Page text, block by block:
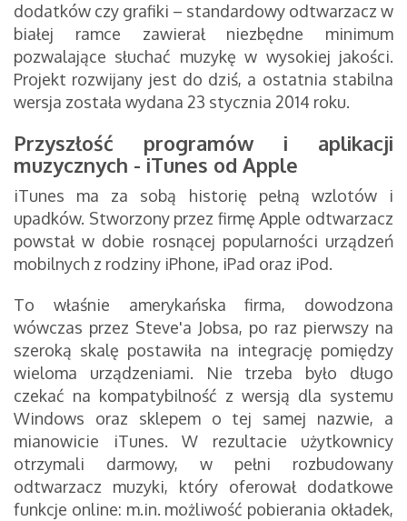
dodatków czy grafiki – standardowy odtwarzacz w
białej ramce zawierał niezbędne minimum
pozwalające słuchać muzykę w wysokiej jakości.
Projekt rozwijany jest do dziś, a ostatnia stabilna
wersja została wydana 23 stycznia 2014 roku.
Przyszłość programów i aplikacji
muzycznych - iTunes od Apple
iTunes ma za sobą historię pełną wzlotów i
upadków. Stworzony przez firmę Apple odtwarzacz
powstał w dobie rosnącej popularności urządzeń
mobilnych z rodziny iPhone, iPad oraz iPod.
To właśnie amerykańska firma, dowodzona
wówczas przez Steve'a Jobsa, po raz pierwszy na
szeroką skalę postawiła na integrację pomiędzy
wieloma urządzeniami. Nie trzeba było długo
czekać na kompatybilność z wersją dla systemu
Windows oraz sklepem o tej samej nazwie, a
mianowicie iTunes. W rezultacie użytkownicy
otrzymali darmowy, w pełni rozbudowany
odtwarzacz muzyki, który oferował dodatkowe
funkcje online: m.in. możliwość pobierania okładek,